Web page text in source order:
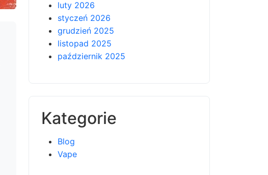
luty 2026
styczeń 2026
grudzień 2025
listopad 2025
październik 2025
Kategorie
Blog
Vape